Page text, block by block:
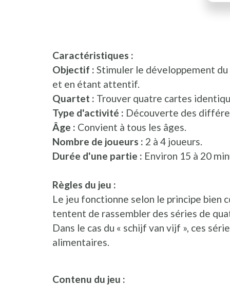
Caractéristiques :
Objectif : Stimuler le développement
et en étant attentif.
Quartet : Trouver quatre cartes
Type d'activité : Découverte des
Âge : Convient à tous les âges.
Nombre de joueurs : 2 à 4 joueurs.
Durée d'une partie : Environ 15 à 20
Règles du jeu :
Le jeu fonctionne selon le principe bien
tentent de rassembler des séries de
Dans le cas du « schijf van vijf », ces
alimentaires.
Contenu du jeu :